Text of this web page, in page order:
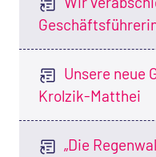
Unsere neue
Krolzik-Matthei
„Die